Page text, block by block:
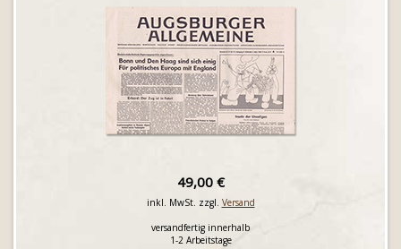
49,00 €
inkl. MwSt. zzgl. Versand
versandfertig innerhalb
1-2 Arbeitstage